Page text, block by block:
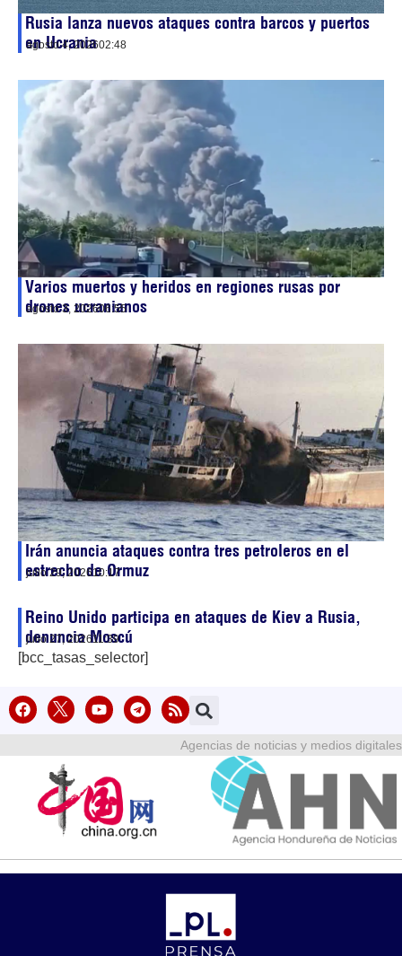
Rusia lanza nuevos ataques contra barcos y puertos
en Ucrania
agosto 4, 202602:48
Varios muertos y heridos en regiones rusas por
drones ucranianos
agosto 3, 202606:55
Irán anuncia ataques contra tres petroleros en el
estrecho de Ormuz
julio 29, 202610:17
Reino Unido participa en ataques de Kiev a Rusia,
denuncia Moscú
julio 27, 202611:39
[bcc_tasas_selector]
Agencias de noticias y medios digitales